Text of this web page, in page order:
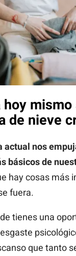
hoy mismo
de nieve
actual nos
básicos de
hay cosas más
fuera.
tienes una
que tanto